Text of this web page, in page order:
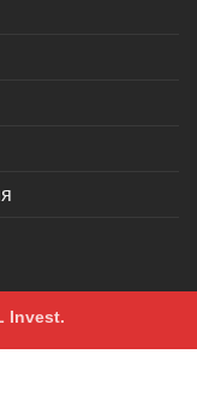
Invest.